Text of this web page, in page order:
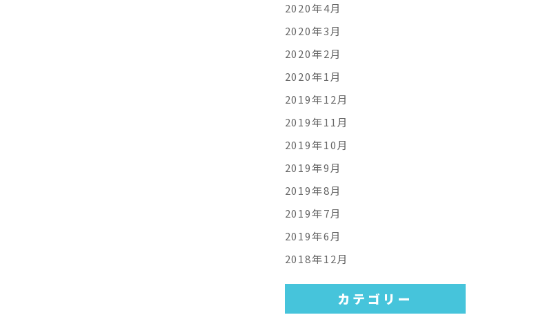
2020年4月
2020年3月
2020年2月
2020年1月
2019年12月
2019年11月
2019年10月
2019年9月
2019年8月
2019年7月
2019年6月
2018年12月
カテゴリー